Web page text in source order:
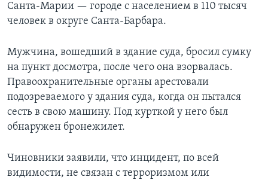
Санта-Марии — городе с населением в 110 тысяч
человек в округе Санта-Барбара.
Мужчина, вошедший в здание суда, бросил сумку
на пункт досмотра, после чего она взорвалась.
Правоохранительные органы арестовали
подозреваемого у здания суда, когда он пытался
сесть в свою машину. Под курткой у него был
обнаружен бронежилет.
Чиновники заявили, что инцидент, по всей
видимости, не связан с терроризмом или